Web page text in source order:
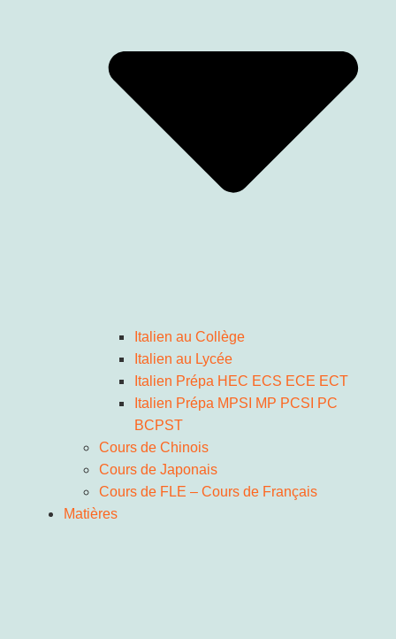
Italien au Collège
Italien au Lycée
Italien Prépa HEC ECS ECE ECT
Italien Prépa MPSI MP PCSI PC
BCPST
Cours de Chinois
Cours de Japonais
Cours de FLE – Cours de Français
Matières